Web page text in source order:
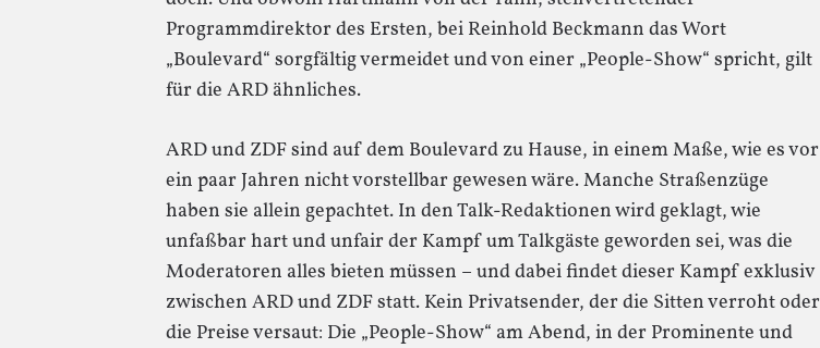
Programmdirektor des Ersten, bei Reinhold Beckmann das Wort
„Boulevard“ sorgfältig vermeidet und von einer „People-Show“ spricht, gilt
für die ARD ähnliches.
ARD und ZDF sind auf dem Boulevard zu Hause, in einem Maße, wie es vor
ein paar Jahren nicht vorstellbar gewesen wäre. Manche Straßenzüge
haben sie allein gepachtet. In den Talk-Redaktionen wird geklagt, wie
unfaßbar hart und unfair der Kampf um Talkgäste geworden sei, was die
Moderatoren alles bieten müssen – und dabei findet dieser Kampf exklusiv
zwischen ARD und ZDF statt. Kein Privatsender, der die Sitten verroht oder
die Preise versaut: Die „People-Show“ am Abend, in der Prominente und